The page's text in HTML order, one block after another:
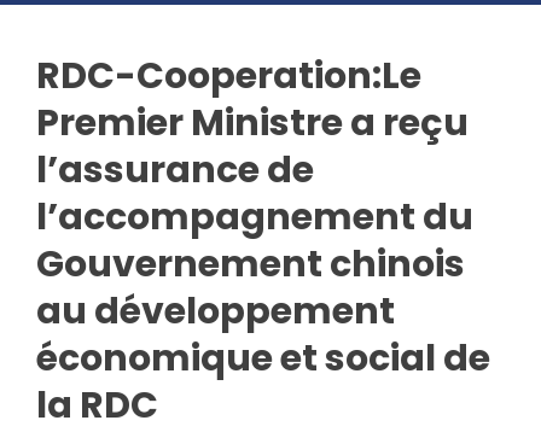
RDC-Cooperation:Le
Premier Ministre a reçu
l’assurance de
l’accompagnement du
Gouvernement chinois
au développement
économique et social de
la RDC